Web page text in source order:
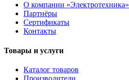
О компании «Электротехника»
Партнёры
Сертификаты
Контакты
Товары и услуги
Каталог товаров
Производители